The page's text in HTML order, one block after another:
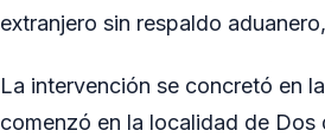
extranjero sin respaldo
La intervención se concretó en
comenzó en la localidad de